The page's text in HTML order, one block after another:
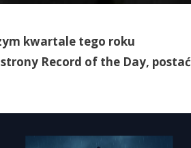
kwartale tego roku
Record of the Day, postać